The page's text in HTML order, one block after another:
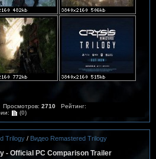
Просмотров: 2710 Рейтинг:
(0)
Trilogy / Видео Remastered Trilogy
- Official PC Comparison Trailer